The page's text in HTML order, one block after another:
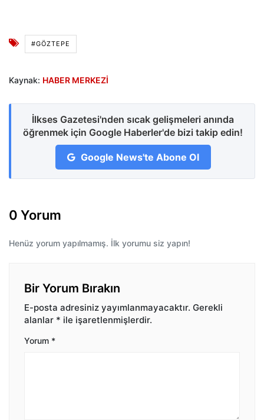
#GÖZTEPE
Kaynak: HABER MERKEZİ
İlkses Gazetesi'nden sıcak gelişmeleri anında
öğrenmek için Google Haberler'de bizi takip edin!
Google News'te Abone Ol
0 Yorum
Henüz yorum yapılmamış. İlk yorumu siz yapın!
Bir Yorum Bırakın
E-posta adresiniz yayımlanmayacaktır. Gerekli
alanlar * ile işaretlenmişlerdir.
Yorum *